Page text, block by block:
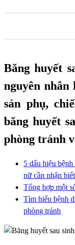
Băng huyết
nguyên nhân
sản phụ,
băng huyết
phòng tránh
5 dấu hiệu
nữ cần nhận
Tổng hợp một
Tìm hiểu bệnh
phòng tránh